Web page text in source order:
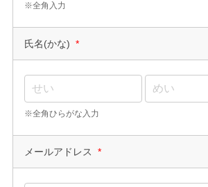
※全角入力
氏名(かな) *
※全角ひらがな入力
メールアドレス *